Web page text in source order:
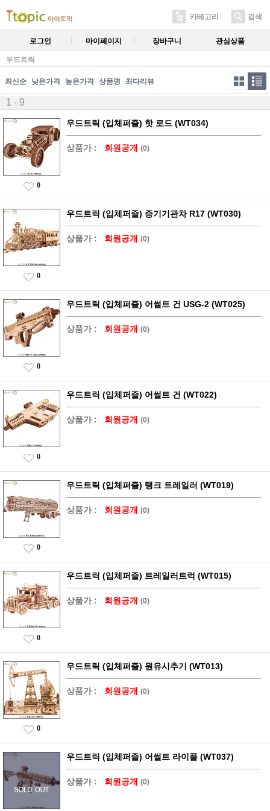
카테고리 검색
로그인 마이페이지 장바구니 관심상품
우드트릭
최신순 낮은가격 높은가격 상품명 최다리뷰
1 - 9
우드트릭 (입체퍼즐) 핫 로드 (WT034)
상품가 : 회원공개 (0)
0
우드트릭 (입체퍼즐) 증기기관차 R17 (WT030)
상품가 : 회원공개 (0)
0
우드트릭 (입체퍼즐) 어썰트 건 USG-2 (WT025)
상품가 : 회원공개 (0)
0
우드트릭 (입체퍼즐) 어썰트 건 (WT022)
상품가 : 회원공개 (0)
0
우드트릭 (입체퍼즐) 탱크 트레일러 (WT019)
상품가 : 회원공개 (0)
0
우드트릭 (입체퍼즐) 트레일러트럭 (WT015)
상품가 : 회원공개 (0)
0
우드트릭 (입체퍼즐) 원유시추기 (WT013)
상품가 : 회원공개 (0)
0
우드트릭 (입체퍼즐) 어썰트 라이플 (WT037)
상품가 : 회원공개 (0)